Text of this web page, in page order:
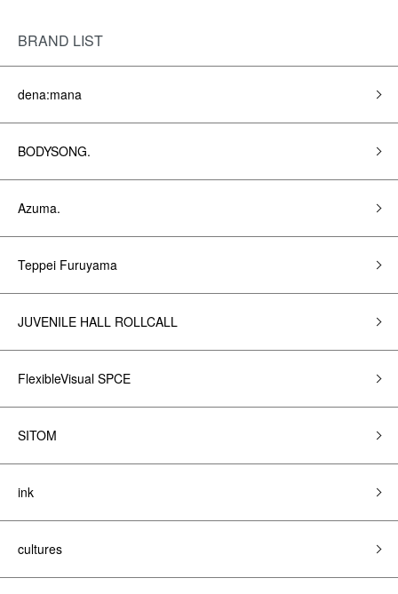
BRAND LIST
dena:mana
BODYSONG.
Azuma.
Teppei Furuyama
JUVENILE HALL ROLLCALL
FlexibleVisual SPCE
SITOM
ink
cultures